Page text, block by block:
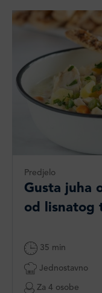
Predjelo
Gusta juha
od lisnatog
35 min
Jednostavno
Za 4 osobe